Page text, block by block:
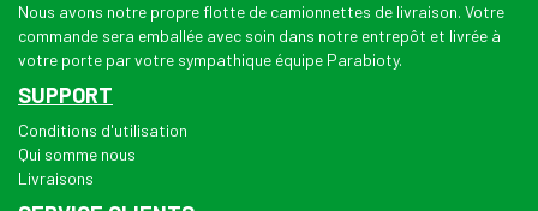
Nous avons notre propre flotte de camionnettes de livraison. Votre
commande sera emballée avec soin dans notre entrepôt et livrée à
votre porte par votre sympathique équipe Parabioty.
SUPPORT
Conditions d'utilisation
Qui somme nous
Livraisons